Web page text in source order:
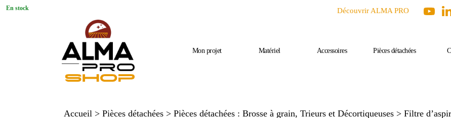
Découvrir ALMA PRO
Mon projet Matériel Accessoires Pièces détachées
Accueil > Pièces détachées > Pièces détachées : Brosse à grain, Trieurs et Décortiqueuses > Filtre
En stock